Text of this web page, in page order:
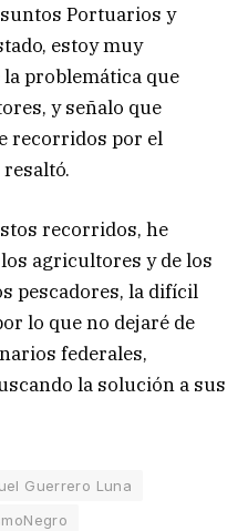
Portuarios y
estoy muy
problemática que
y señalo que
recorridos por el
resaltó.
recorridos, he
agricultores y de los
pescadores, la difícil
lo que no dejaré de
federales,
la solución a sus
Guerrero Luna